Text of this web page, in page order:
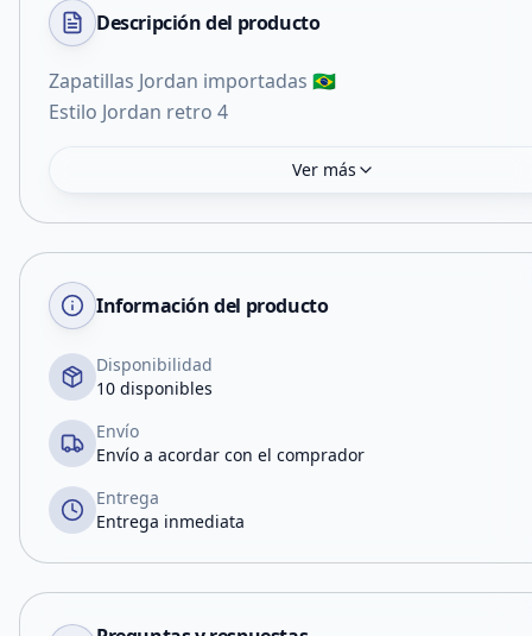
Descripción del producto
Zapatillas Jordan importadas 🇧🇷
Ver más
Información del producto
Disponibilidad
10 disponibles
Envío
Envío a acordar con el comprador
Entrega
Entrega inmediata